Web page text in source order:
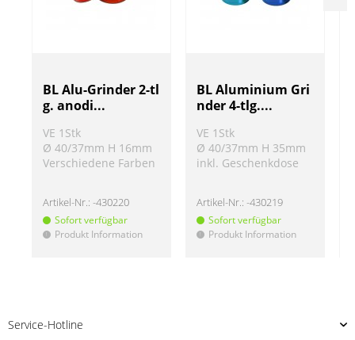
BL Alu-Grinder 2-tl
g. anodi...
VE 1Stk
Ø 40/37mm H 16mm
Verschiedene Farben
Artikel-Nr.: -430220
Sofort verfügbar
! Produkt Information
BL Aluminium Gri
nder 4-tlg....
VE 1Stk
Ø 40/37mm H 35mm
inkl. Geschenkdose
Artikel-Nr.: -430219
Sofort verfügbar
! Produkt Information
Service-Hotline